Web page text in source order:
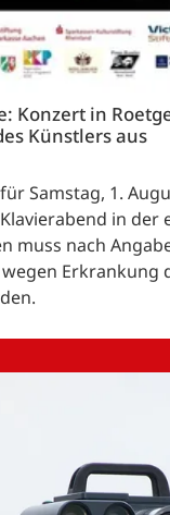
Konzert in
Künstlers aus
Samstag, 1.
in der
muss nach
Erkrankung